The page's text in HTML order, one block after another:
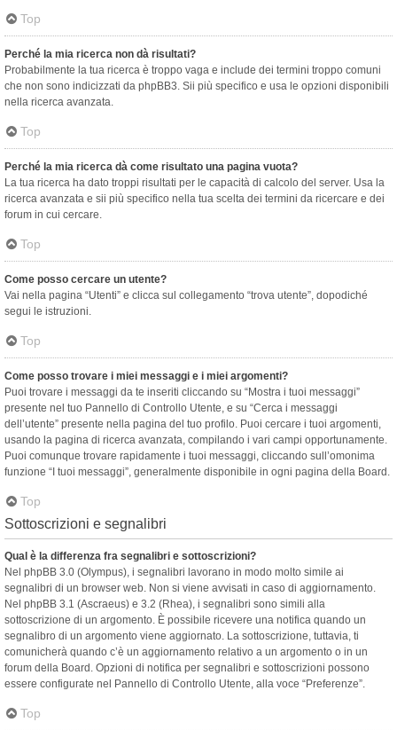
Top
Perché la mia ricerca non dà risultati?
Probabilmente la tua ricerca è troppo vaga e include dei termini troppo comuni
che non sono indicizzati da phpBB3. Sii più specifico e usa le opzioni disponibili
nella ricerca avanzata.
Top
Perché la mia ricerca dà come risultato una pagina vuota?
La tua ricerca ha dato troppi risultati per le capacità di calcolo del server. Usa la
ricerca avanzata e sii più specifico nella tua scelta dei termini da ricercare e dei
forum in cui cercare.
Top
Come posso cercare un utente?
Vai nella pagina “Utenti” e clicca sul collegamento “trova utente”, dopodiché
segui le istruzioni.
Top
Come posso trovare i miei messaggi e i miei argomenti?
Puoi trovare i messaggi da te inseriti cliccando su “Mostra i tuoi messaggi”
presente nel tuo Pannello di Controllo Utente, e su “Cerca i messaggi
dell’utente” presente nella pagina del tuo profilo. Puoi cercare i tuoi argomenti,
usando la pagina di ricerca avanzata, compilando i vari campi opportunamente.
Puoi comunque trovare rapidamente i tuoi messaggi, cliccando sull’omonima
funzione “I tuoi messaggi”, generalmente disponibile in ogni pagina della Board.
Top
Sottoscrizioni e segnalibri
Qual è la differenza fra segnalibri e sottoscrizioni?
Nel phpBB 3.0 (Olympus), i segnalibri lavorano in modo molto simile ai
segnalibri di un browser web. Non si viene avvisati in caso di aggiornamento.
Nel phpBB 3.1 (Ascraeus) e 3.2 (Rhea), i segnalibri sono simili alla
sottoscrizione di un argomento. È possibile ricevere una notifica quando un
segnalibro di un argomento viene aggiornato. La sottoscrizione, tuttavia, ti
comunicherà quando c’è un aggiornamento relativo a un argomento o in un
forum della Board. Opzioni di notifica per segnalibri e sottoscrizioni possono
essere configurate nel Pannello di Controllo Utente, alla voce “Preferenze”.
Top